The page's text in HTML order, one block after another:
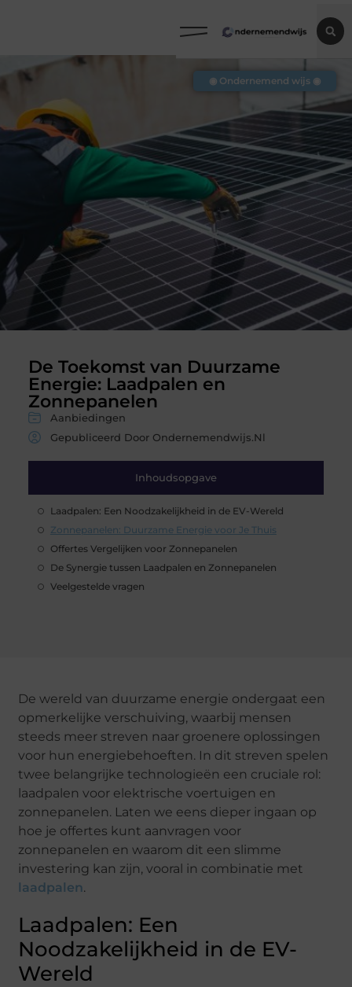
De Toekomst van Duurzame
Energie: Laadpalen en
Zonnepanelen
Aanbiedingen
Gepubliceerd Door Ondernemendwijs.nl
Inhoudsopgave
Laadpalen: Een Noodzakelijkheid in de EV-Wereld
Zonnepanelen: Duurzame Energie voor Je Thuis
Offertes Vergelijken voor Zonnepanelen
De Synergie tussen Laadpalen en Zonnepanelen
Veelgestelde vragen
◉ Ondernemend wijs ◉
De wereld van duurzame energie ondergaat een
opmerkelijke verschuiving, waarbij mensen
steeds meer streven naar groenere oplossingen
voor hun energiebehoeften. In dit streven spelen
twee belangrijke technologieën een cruciale rol:
laadpalen voor elektrische voertuigen en
zonnepanelen. Laten we eens dieper ingaan op
hoe je offertes kunt aanvragen voor
zonnepanelen en waarom dit een slimme
investering kan zijn, vooral in combinatie met
laadpalen.
Laadpalen: Een
Noodzakelijkheid in de EV-
Wereld